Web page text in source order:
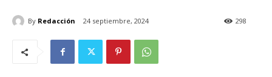
By Redacción 24 septiembre, 2024 298